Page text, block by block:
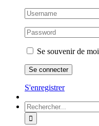
Se souvenir de moi
S'enregistrer
Rechercher: